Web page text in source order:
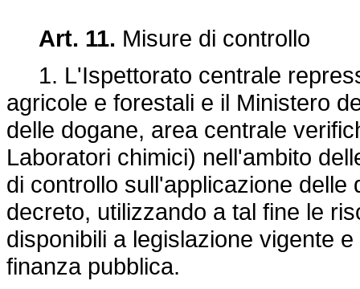
Art. 11. Misure di controllo
1. L'Ispettorato centrale
agricole e forestali e il Ministero
delle dogane, area centrale
Laboratori chimici) nell'ambito
di controllo sull'applicazione
decreto, utilizzando a tal fine le
disponibili a legislazione vigente
finanza pubblica.